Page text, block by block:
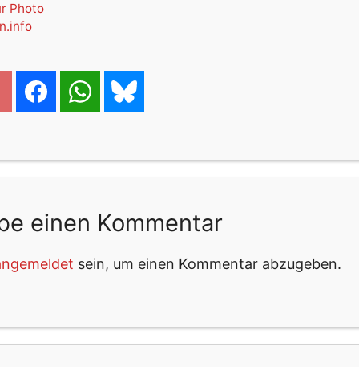
Photo
einen Kommentar
sein, um einen Kommentar abzugeben.